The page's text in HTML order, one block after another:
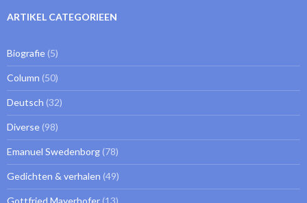
ARTIKEL CATEGORIEEN
Biografie (5)
Column (50)
Deutsch (32)
Diverse (98)
Emanuel Swedenborg (78)
Gedichten & verhalen (49)